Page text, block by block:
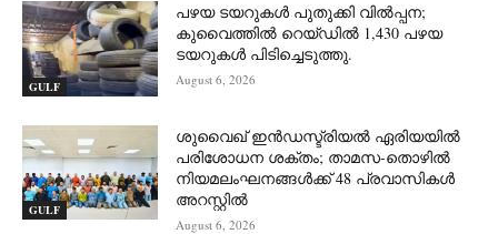
GULF
പഴയ ടയറുകൾ പുതുക്കി വിൽപ്പന;
കുവൈത്തിൽ റെയ്ഡിൽ 1,430 പഴയ
ടയറുകൾ പിടിച്ചെടുത്തു.
August 6, 2026
GULF
ശുവൈഖ് ഇൻഡസ്ട്രിയൽ ഏരിയയിൽ
പരിശോധന ശക്തം; താമസ-തൊഴിൽ
നിയമലംഘനങ്ങൾക്ക് 48 പ്രവാസികൾ
അറസ്റ്റിൽ
August 6, 2026